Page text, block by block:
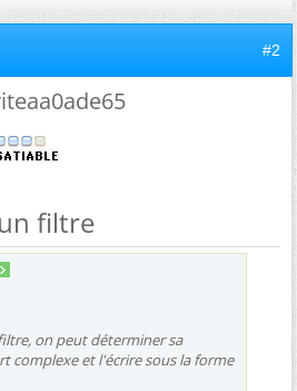
#2
filtre
on peut déterminer sa
complexe et l'écrire sous la forme